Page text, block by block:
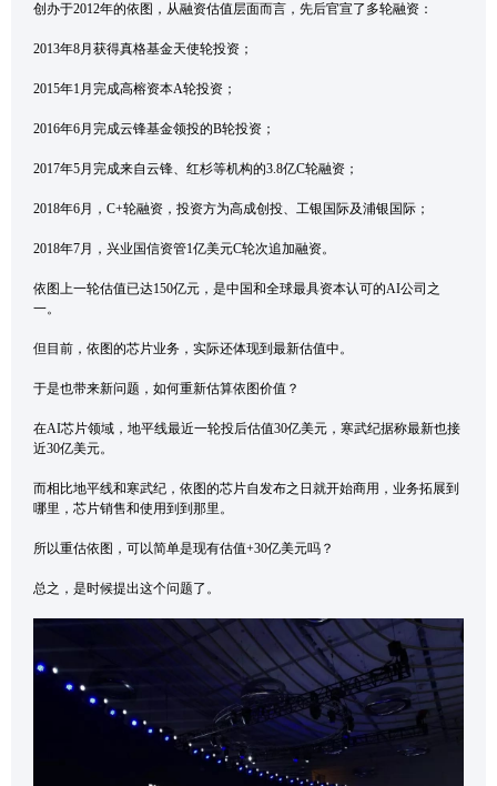
创办于2012年的依图，从融资估值层面而言，先后官宣了多轮融资：
2013年8月获得真格基金天使轮投资；
2015年1月完成高榕资本A轮投资；
2016年6月完成云锋基金领投的B轮投资；
2017年5月完成来自云锋、红杉等机构的3.8亿C轮融资；
2018年6月，C+轮融资，投资方为高成创投、工银国际及浦银国际；
2018年7月，兴业国信资管1亿美元C轮次追加融资。
依图上一轮估值已达150亿元，是中国和全球最具资本认可的AI公司之
一。
但目前，依图的芯片业务，实际还体现到最新估值中。
于是也带来新问题，如何重新估算依图价值？
在AI芯片领域，地平线最近一轮投后估值30亿美元，寒武纪据称最新也接
近30亿美元。
而相比地平线和寒武纪，依图的芯片自发布之日就开始商用，业务拓展到
哪里，芯片销售和使用到到那里。
所以重估依图，可以简单是现有估值+30亿美元吗？
总之，是时候提出这个问题了。